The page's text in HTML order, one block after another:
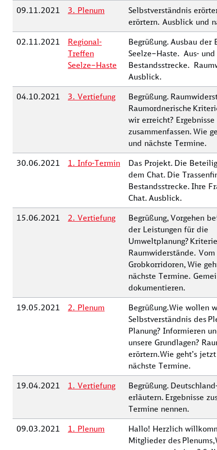
09.11.2021 3. Plenum
Selbstverständnis
erörtern. Ausblick und
02.11.2021
Regional-
Treffen
Seelze–Haste
Begrüßung. Ausbau der
Seelze–Haste. Aus-
Bestandsstrecke.
Ausblick.
04.10.2021 3. Vertiefung
Begrüßung.
Raumordnerische
wir erreicht? Ergebnisse
zusammenfassen. Wie
und nächste Termine.
30.06.2021 1. Info-Termin
Das Projekt. Die
dem Chat. Die
Bestandsstrecke. Ihre
Chat. Ausblick.
15.06.2021 2. Vertiefung
Begrüßung, Vorgehen
der Leistungen für die
Umweltplanung?
Raumwiderstände. Vom
Grobkorridoren, Wie
nächste Termine.
dokumentieren.
19.05.2021 2. Plenum
Begrüßung.Wie wollen
Selbstverständnis des
Planung? Informieren
unsere Grundlagen?
erörtern.Wie geht’s
nächste Termine.
19.04.2021 1. Vertiefung
Begrüßung.
erläutern. Ergebnisse
Termine nennen.
09.03.2021 1. Plenum
Hallo! Herzlich
Mitglieder des